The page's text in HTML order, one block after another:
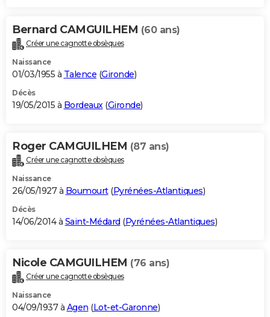
Bernard CAMGUILHEM (60 ans)
Créer une cagnotte obsèques
Naissance
01/03/1955 à Talence (Gironde)
Décès
19/05/2015 à Bordeaux(Gironde)
Roger CAMGUILHEM (87 ans)
Créer une cagnotte obsèques
Naissance
26/05/1927 à Boumourt(Pyrénées-Atlantiques)
Décès
14/06/2014 à Saint-Médard (Pyrénées-Atlantiques)
Nicole CAMGUILHEM (76 ans)
Créer une cagnotte obsèques
Naissance
04/09/1937 à Agen (Lot-et-Garonne)